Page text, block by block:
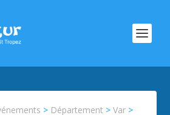
> Département >Var >